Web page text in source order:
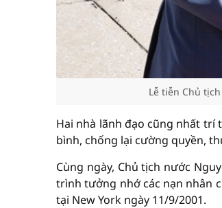
Lễ tiễn Chủ
Hai nhà lãnh đạo cũng nhất trí
bình, chống lại cường quyền,
Cùng ngày, Chủ tịch nước
trình tưởng nhớ các nạn nhân
tại New York ngày 11/9/2001.